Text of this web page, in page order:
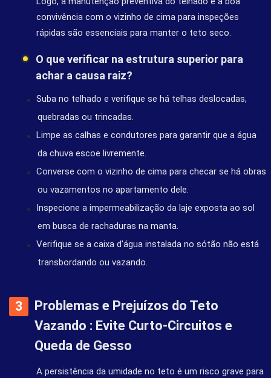
convivência com o vizinho de cima para inspeções
rápidas são essenciais para manter o teto seco.
O que verificar na estrutura superior para
achar a causa raiz?
Suba no telhado e verifique se há telhas deslocadas,
quebradas ou trincadas.
Limpe as calhas e condutores para garantir que a água
da chuva escoe livremente.
Converse com o vizinho de cima para checar se há obras
ou vazamentos no apartamento dele.
Inspecione a impermeabilização da laje exposta ao sol
em busca de rachaduras na manta.
Verifique se a caixa d'água instalada no sótão não está
transbordando ou vazando.
Problemas e Prejuízos do Teto
Vazando : Evite Curto-Circuitos e
Queda de Gesso
A persistência da umidade no teto é um risco grave para